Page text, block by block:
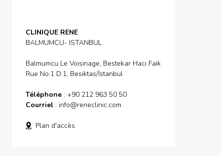
CLINIQUE RENE
BALMUMCU- ISTANBUL
Balmumcu Le Voisinage, Bestekar Hacı Faik
Rue No:1 D:1, Besiktas/İstanbul
Téléphone : +90 212 963 50 50
Courriel : info@reneclinic.com
Plan d'accès